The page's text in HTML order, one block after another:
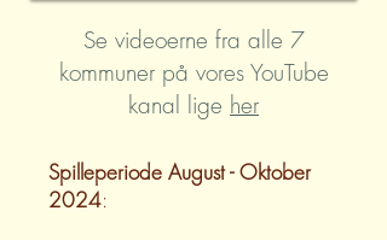
Se videoerne fra alle 7
kommuner på vores YouTube
kanal lige her
Spilleperiode August - Oktober
2024: